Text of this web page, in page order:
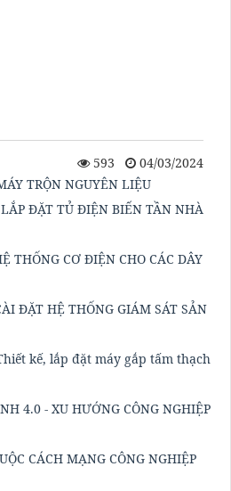
593
04/03/2024
TRỘN NGUYÊN LIỆU
ĐẶT TỦ ĐIỆN BIẾN TẦN NHÀ
THỐNG CƠ ĐIỆN CHO CÁC DÂY
ĐẶT HỆ THỐNG GIÁM SÁT SẢN
kế, lắp đặt máy gắp tấm thạch
4.0 - XU HƯỚNG CÔNG NGHIỆP
CÁCH MẠNG CÔNG NGHIỆP